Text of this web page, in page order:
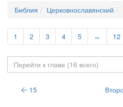
Библия Церковнославянский
1 2 3 4 5 ↔ 12
15